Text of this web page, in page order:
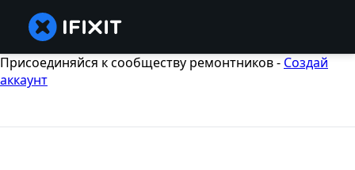
Присоединяйся к сообществу ремонтников - Создай
аккаунт